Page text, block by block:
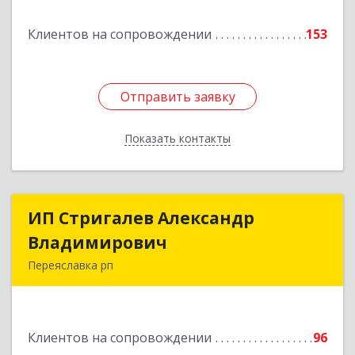
Клиентов на сопровождении 153
Отправить заявку
Показать контакты
Отправить заявку
Назад
ИП Стригалев Александр
Владимирович
Переяславка рп
Клиентов на сопровождении 96
ИП Стригалев Александр
Подробнее